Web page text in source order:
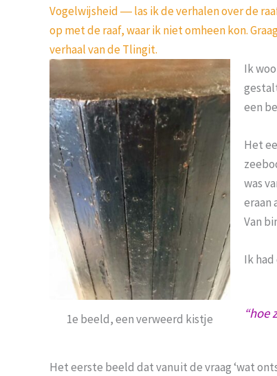
Vogelwijsheid ― las ik de verhalen over de
op met de raaf, waar ik niet omheen kon.
verhaal van de Tlingit.
1e beeld, een verweerd kistje
Ik
een
Het
was
eraan
Van
Ik
“hoe
Het eerste beeld dat vanuit de vraag ‘wat